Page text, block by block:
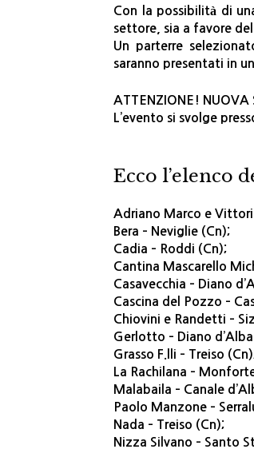
Con la possibilità di
settore, sia a favore
Un parterre
saranno presentati in
ATTENZIONE! NUOVA
L’evento si svolge
Ecco l’elenco
Adriano Marco e
Bera – Neviglie (Cn);
Cadia – Roddi (Cn);
Cantina Mascarello
Casavecchia – Diano
Cascina del Pozzo –
Chiovini e Randetti –
Gerlotto – Diano
Grasso F.lli – Treiso
La Rachilana –
Malabaila – Canale
Paolo Manzone –
Nada – Treiso (Cn);
Nizza Silvano – Santo